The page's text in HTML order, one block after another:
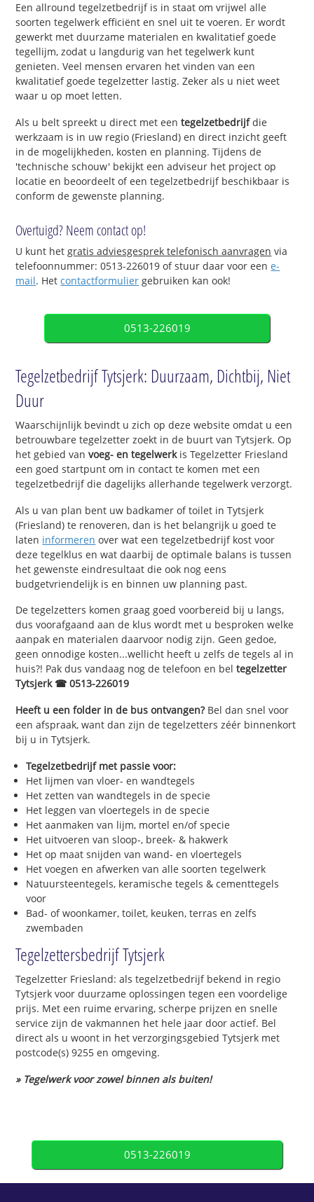
Een allround tegelzetbedrijf is in staat om vrijwel alle
soorten tegelwerk efficiënt en snel uit te voeren. Er wordt
gewerkt met duurzame materialen en kwalitatief goede
tegellijm, zodat u langdurig van het tegelwerk kunt
genieten. Veel mensen ervaren het vinden van een
kwalitatief goede tegelzetter lastig. Zeker als u niet weet
waar u op moet letten.
Als u belt spreekt u direct met eentegelzetbedrijfdie
werkzaam is in uw regio (Friesland) en direct inzicht geeft
in de mogelijkheden, kosten en planning. Tijdens de
'technische schouw' bekijkt een adviseur het project op
locatie en beoordeelt of een tegelzetbedrijf beschikbaar is
conform de gewenste planning.
Overtuigd? Neem contact op!
U kunt hetgratis adviesgesprek telefonisch aanvragen via
telefoonnummer: 0513-226019 of stuur daar voor eene-
mail. Hetcontactformulier gebruiken kan ook!
0513-226019
Tegelzetbedrijf Tytsjerk: Duurzaam, Dichtbij, Niet
Duur
Waarschijnlijk bevindt u zich op deze website omdat u een
betrouwbare tegelzetter zoekt in de buurt van Tytsjerk. Op
het gebied van voeg- en tegelwerkis Tegelzetter Friesland
een goed startpunt om in contact te komen met een
tegelzetbedrijf die dagelijks allerhande tegelwerk verzorgt.
Als u van plan bent uw badkamer of toilet in Tytsjerk
(Friesland) te renoveren, dan is het belangrijk u goed te
laten informeren over wat een tegelzetbedrijf kost voor
deze tegelklus en wat daarbij de optimale balans is tussen
het gewenste eindresultaat die ook nog eens
budgetvriendelijk is en binnen uw planning past.
De tegelzetters komen graag goed voorbereid bij u langs,
dus voorafgaand aan de klus wordt met u besproken welke
aanpak en materialen daarvoor nodig zijn. Geen gedoe,
geen onnodige kosten...wellicht heeft u zelfs de tegels al in
huis?! Pak dus vandaag nog de telefoon en beltegelzetter
Tytsjerk ☎ 0513-226019
Heeft u een folder in de bus ontvangen?Bel dan snel voor
een afspraak, want dan zijn de tegelzetters zéér binnenkort
bij u in Tytsjerk.
Tegelzetbedrijf met passie voor:
Het lijmen van vloer- en wandtegels
Het zetten van wandtegels in de specie
Het leggen van vloertegels in de specie
Het aanmaken van lijm, mortel en/of specie
Het uitvoeren van sloop-, breek- & hakwerk
Het op maat snijden van wand- en vloertegels
Het voegen en afwerken van alle soorten tegelwerk
Natuursteentegels, keramische tegels & cementtegels
voor
Bad- of woonkamer, toilet, keuken, terras en zelfs
zwembaden
Tegelzettersbedrijf Tytsjerk
Tegelzetter Friesland: als tegelzetbedrijf bekend in regio
Tytsjerk voor duurzame oplossingen tegen een voordelige
prijs. Met een ruime ervaring, scherpe prijzen en snelle
service zijn de vakmannen het hele jaar door actief. Bel
direct als u woont in het verzorgingsgebied Tytsjerk met
postcode(s) 9255 en omgeving.
» Tegelwerk voor zowel binnen als buiten!
0513-226019